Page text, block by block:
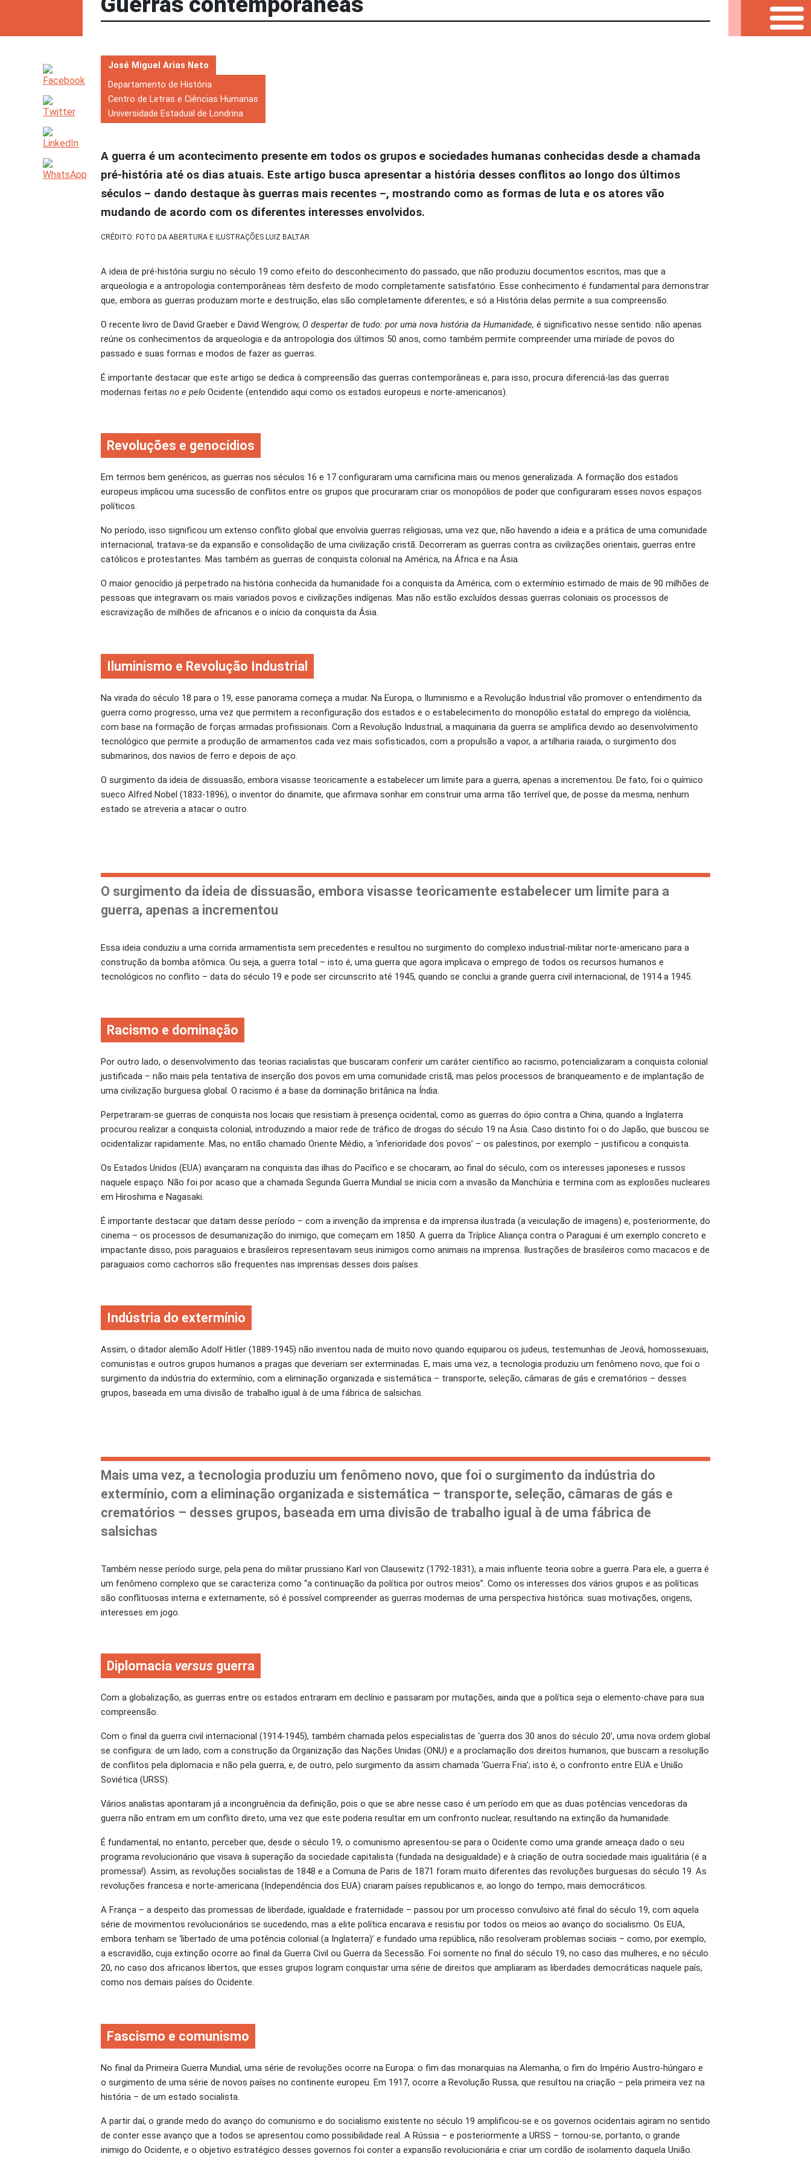
ASSINE Login
José Miguel Arias Neto
Departamento de História
Centro de Letras e Ciências Humanas
Universidade Estadual de Londrina
A guerra é um acontecimento presente em todos os grupos e sociedades humanas conhecidas desde a chamada
pré-história até os dias atuais. Este artigo busca apresentar a história desses conflitos ao longo dos últimos
séculos – dando destaque às guerras mais recentes –, mostrando como as formas de luta e os atores vão
mudando de acordo com os diferentes interesses envolvidos.
CRÉDITO: FOTO DA ABERTURA E ILUSTRAÇÕES LUIZ BALTAR
A ideia de pré-história surgiu no século 19 como efeito do desconhecimento do passado, que não produziu documentos escritos, mas que a
arqueologia e a antropologia contemporâneas têm desfeito de modo completamente satisfatório. Esse conhecimento é fundamental para demonstrar
que, embora as guerras produzam morte e destruição, elas são completamente diferentes, e só a História delas permite a sua compreensão.
O recente livro de David Graeber e David Wengrow, O despertar de tudo: por uma nova história da Humanidade, é significativo nesse sentido: não apenas
reúne os conhecimentos da arqueologia e da antropologia dos últimos 50 anos, como também permite compreender uma miríade de povos do
passado e suas formas e modos de fazer as guerras.
É importante destacar que este artigo se dedica à compreensão das guerras contemporâneas e, para isso, procura diferenciá-las das guerras
modernas feitas no e pelo Ocidente (entendido aqui como os estados europeus e norte-americanos).
Revoluções e genocídios
Em termos bem genéricos, as guerras nos séculos 16 e 17 configuraram uma carnificina mais ou menos generalizada. A formação dos estados
europeus implicou uma sucessão de conflitos entre os grupos que procuraram criar os monopólios de poder que configuraram esses novos espaços
políticos.
No período, isso significou um extenso conflito global que envolvia guerras religiosas, uma vez que, não havendo a ideia e a prática de uma comunidade
internacional, tratava-se da expansão e consolidação de uma civilização cristã. Decorreram as guerras contra as civilizações orientais, guerras entre
católicos e protestantes. Mas também as guerras de conquista colonial na América, na África e na Ásia.
O maior genocídio já perpetrado na história conhecida da humanidade foi a conquista da América, com o extermínio estimado de mais de 90 milhões de
pessoas que integravam os mais variados povos e civilizações indígenas. Mas não estão excluídos dessas guerras coloniais os processos de
escravização de milhões de africanos e o início da conquista da Ásia.
Iluminismo e Revolução Industrial
Na virada do século 18 para o 19, esse panorama começa a mudar. Na Europa, o Iluminismo e a Revolução Industrial vão promover o entendimento da
guerra como progresso, uma vez que permitem a reconfiguração dos estados e o estabelecimento do monopólio estatal do emprego da violência,
com base na formação de forças armadas profissionais. Com a Revolução Industrial, a maquinaria da guerra se amplifica devido ao desenvolvimento
tecnológico que permite a produção de armamentos cada vez mais sofisticados, com a propulsão a vapor, a artilharia raiada, o surgimento dos
submarinos, dos navios de ferro e depois de aço.
O surgimento da ideia de dissuasão, embora visasse teoricamente a estabelecer um limite para a guerra, apenas a incrementou. De fato, foi o químico
sueco Alfred Nobel (1833-1896), o inventor do dinamite, que afirmava sonhar em construir uma arma tão terrível que, de posse da mesma, nenhum
estado se atreveria a atacar o outro.
O surgimento da ideia de dissuasão, embora visasse teoricamente estabelecer um limite para a
guerra, apenas a incrementou
Essa ideia conduziu a uma corrida armamentista sem precedentes e resultou no surgimento do complexo industrial-militar norte-americano para a
construção da bomba atômica. Ou seja, a guerra total – isto é, uma guerra que agora implicava o emprego de todos os recursos humanos e
tecnológicos no conflito – data do século 19 e pode ser circunscrito até 1945, quando se conclui a grande guerra civil internacional, de 1914 a 1945.
Racismo e dominação
Por outro lado, o desenvolvimento das teorias racialistas que buscaram conferir um caráter científico ao racismo, potencializaram a conquista colonial
justificada – não mais pela tentativa de inserção dos povos em uma comunidade cristã, mas pelos processos de branqueamento e de implantação de
uma civilização burguesa global. O racismo é a base da dominação britânica na Índia.
Perpetraram-se guerras de conquista nos locais que resistiam à presença ocidental, como as guerras do ópio contra a China, quando a Inglaterra
procurou realizar a conquista colonial, introduzindo a maior rede de tráfico de drogas do século 19 na Ásia. Caso distinto foi o do Japão, que buscou se
ocidentalizar rapidamente. Mas, no então chamado Oriente Médio, a ‘inferioridade dos povos’ – os palestinos, por exemplo – justificou a conquista.
Os Estados Unidos (EUA) avançaram na conquista das ilhas do Pacífico e se chocaram, ao final do século, com os interesses japoneses e russos
naquele espaço. Não foi por acaso que a chamada Segunda Guerra Mundial se inicia com a invasão da Manchúria e termina com as explosões nucleares
em Hiroshima e Nagasaki.
É importante destacar que datam desse período – com a invenção da imprensa e da imprensa ilustrada (a veiculação de imagens) e, posteriormente, do
cinema – os processos de desumanização do inimigo, que começam em 1850. A guerra da Tríplice Aliança contra o Paraguai é um exemplo concreto e
impactante disso, pois paraguaios e brasileiros representavam seus inimigos como animais na imprensa. Ilustrações de brasileiros como macacos e de
paraguaios como cachorros são frequentes nas imprensas desses dois países.
Indústria do extermínio
Assim, o ditador alemão Adolf Hitler (1889-1945) não inventou nada de muito novo quando equiparou os judeus, testemunhas de Jeová, homossexuais,
comunistas e outros grupos humanos a pragas que deveriam ser exterminadas. E, mais uma vez, a tecnologia produziu um fenômeno novo, que foi o
surgimento da indústria do extermínio, com a eliminação organizada e sistemática – transporte, seleção, câmaras de gás e crematórios – desses
grupos, baseada em uma divisão de trabalho igual à de uma fábrica de salsichas.
Mais uma vez, a tecnologia produziu um fenômeno novo, que foi o surgimento da indústria do
extermínio, com a eliminação organizada e sistemática – transporte, seleção, câmaras de gás e
crematórios – desses grupos, baseada em uma divisão de trabalho igual à de uma fábrica de
salsichas
Também nesse período surge, pela pena do militar prussiano Karl von Clausewitz (1792-1831), a mais influente teoria sobre a guerra. Para ele, a guerra é
um fenômeno complexo que se caracteriza como “a continuação da política por outros meios”. Como os interesses dos vários grupos e as políticas
são conflituosas interna e externamente, só é possível compreender as guerras modernas de uma perspectiva histórica: suas motivações, origens,
interesses em jogo.
Diplomacia versus guerra
Com a globalização, as guerras entre os estados entraram em declínio e passaram por mutações, ainda que a política seja o elemento-chave para sua
compreensão.
Com o final da guerra civil internacional (1914-1945), também chamada pelos especialistas de ‘guerra dos 30 anos do século 20’, uma nova ordem global
se configura: de um lado, com a construção da Organização das Nações Unidas (ONU) e a proclamação dos direitos humanos, que buscam a resolução
de conflitos pela diplomacia e não pela guerra, e, de outro, pelo surgimento da assim chamada ‘Guerra Fria’; isto é, o confronto entre EUA e União
Soviética (URSS).
Vários analistas apontaram já a incongruência da definição, pois o que se abre nesse caso é um período em que as duas potências vencedoras da
guerra não entram em um conflito direto, uma vez que este poderia resultar em um confronto nuclear, resultando na extinção da humanidade.
É fundamental, no entanto, perceber que, desde o século 19, o comunismo apresentou-se para o Ocidente como uma grande ameaça dado o seu
programa revolucionário que visava à superação da sociedade capitalista (fundada na desigualdade) e à criação de outra sociedade mais igualitária (é a
promessa!). Assim, as revoluções socialistas de 1848 e a Comuna de Paris de 1871 foram muito diferentes das revoluções burguesas do século 19. As
revoluções francesa e norte-americana (Independência dos EUA) criaram países republicanos e, ao longo do tempo, mais democráticos.
A França – a despeito das promessas de liberdade, igualdade e fraternidade – passou por um processo convulsivo até final do século 19, com aquela
série de movimentos revolucionários se sucedendo, mas a elite política encarava e resistiu por todos os meios ao avanço do socialismo. Os EUA,
embora tenham se ‘libertado de uma potência colonial (a Inglaterra)’ e fundado uma república, não resolveram problemas sociais – como, por exemplo,
a escravidão, cuja extinção ocorre ao final da Guerra Civil ou Guerra da Secessão. Foi somente no final do século 19, no caso das mulheres, e no século
20, no caso dos africanos libertos, que esses grupos logram conquistar uma série de direitos que ampliaram as liberdades democráticas naquele país,
como nos demais países do Ocidente.
Fascismo e comunismo
No final da Primeira Guerra Mundial, uma série de revoluções ocorre na Europa: o fim das monarquias na Alemanha, o fim do Império Austro-húngaro e
o surgimento de uma série de novos países no continente europeu. Em 1917, ocorre a Revolução Russa, que resultou na criação – pela primeira vez na
história – de um estado socialista.
A partir daí, o grande medo do avanço do comunismo e do socialismo existente no século 19 amplificou-se e os governos ocidentais agiram no sentido
de conter esse avanço que a todos se apresentou como possibilidade real. A Rússia – e posteriormente a URSS – tornou-se, portanto, o grande
inimigo do Ocidente, e o objetivo estratégico desses governos foi conter a expansão revolucionária e criar um cordão de isolamento daquela União.